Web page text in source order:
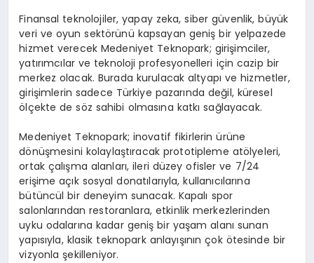
Finansal teknolojiler, yapay zeka, siber güvenlik, büyük
veri ve oyun sektörünü kapsayan geniş bir yelpazede
hizmet verecek Medeniyet Teknopark; girişimciler,
yatırımcılar ve teknoloji profesyonelleri için cazip bir
merkez olacak. Burada kurulacak altyapı ve hizmetler,
girişimlerin sadece Türkiye pazarında değil, küresel
ölçekte de söz sahibi olmasına katkı sağlayacak.
Medeniyet Teknopark; inovatif fikirlerin ürüne
dönüşmesini kolaylaştıracak prototipleme atölyeleri,
ortak çalışma alanları, ileri düzey ofisler ve 7/24
erişime açık sosyal donatılarıyla, kullanıcılarına
bütüncül bir deneyim sunacak. Kapalı spor
salonlarından restoranlara, etkinlik merkezlerinden
uyku odalarına kadar geniş bir yaşam alanı sunan
yapısıyla, klasik teknopark anlayışının çok ötesinde bir
vizyonla şekilleniyor.